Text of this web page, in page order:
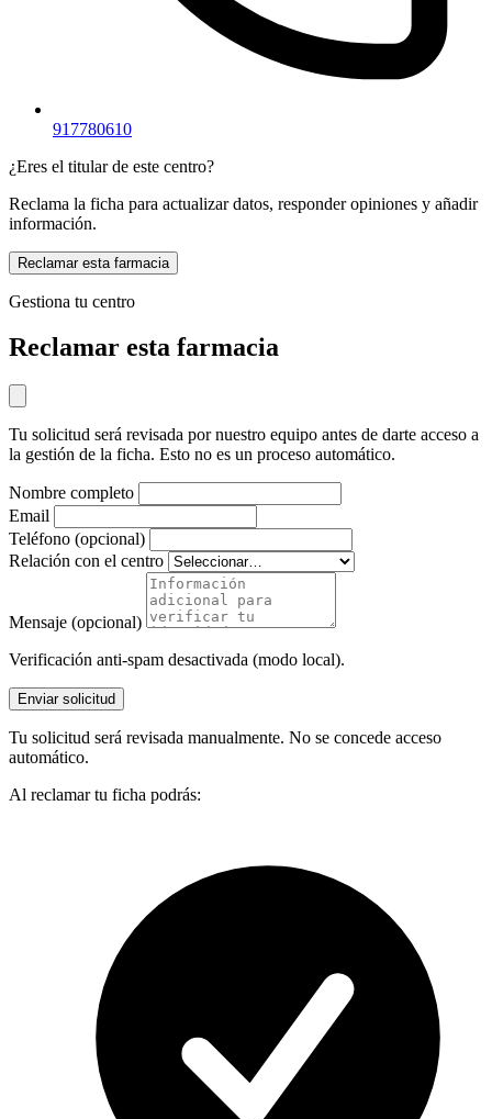
917780610
¿Eres el titular de este centro?
Reclama la ficha para actualizar datos, responder opiniones y añadir
información.
Reclamar esta farmacia
Gestiona tu centro
Reclamar esta farmacia
Tu solicitud será revisada por nuestro equipo antes de darte acceso a
la gestión de la ficha. Esto no es un proceso automático.
Nombre completo
Email
Teléfono (opcional)
Relación con el centro
Mensaje (opcional)
Verificación anti-spam desactivada (modo local).
Enviar solicitud
Tu solicitud será revisada manualmente. No se concede acceso
automático.
Al reclamar tu ficha podrás: